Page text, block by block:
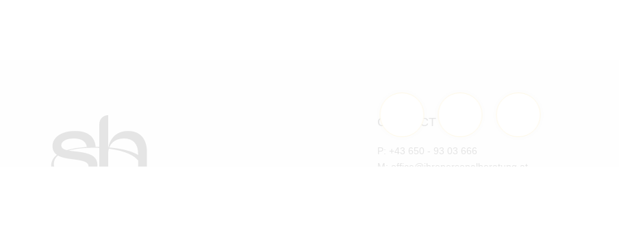
CONTACT US
P: +43 650 - 93 03 666
M:
office@ihrepersonalberatung.at